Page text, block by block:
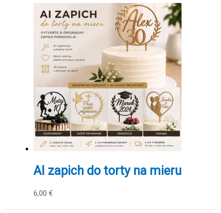
AI zapich do torty na mieru
6,00 €